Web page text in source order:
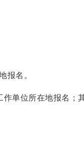
报名。
单位所在地报名；